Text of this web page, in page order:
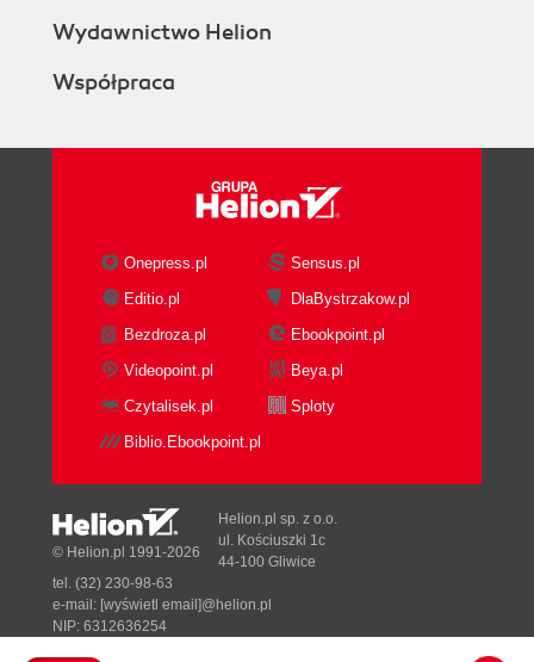
Wydawnictwo Helion
Współpraca
Onepress.pl
Sensus.pl
Editio.pl
DlaBystrzakow.pl
Bezdroza.pl
Ebookpoint.pl
Videopoint.pl
Beya.pl
Czytalisek.pl
Sploty
Biblio.Ebookpoint.pl
© Helion.pl 1991-2026
Helion.pl sp. z o.o.
ul. Kościuszki 1c
44-100 Gliwice
tel. (32) 230-98-63
e-mail: [wyświetl email]@helion.pl
NIP: 6312636254